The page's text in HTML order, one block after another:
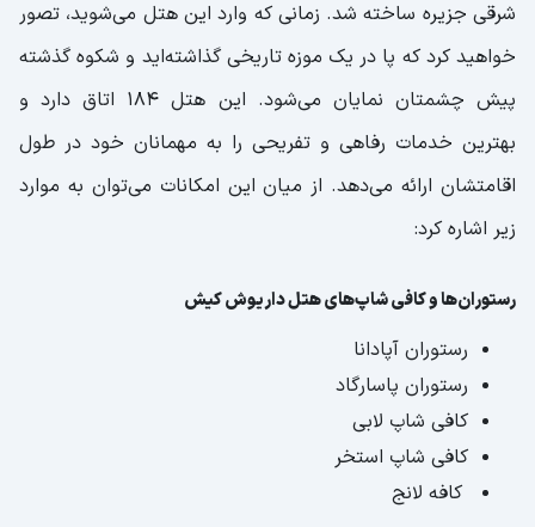
شرقی جزیره ساخته شد. زمانی که وارد این هتل می‌شوید، تصور
خواهید کرد که پا در یک موزه تاریخی گذاشته‌اید و شکوه گذشته
پیش چشمتان نمایان می‌شود. این هتل 184 اتاق دارد و
بهترین خدمات رفاهی و تفریحی را به مهمانان خود در طول
اقامتشان ارائه می‌دهد. از میان این امکانات می‌توان به موارد
زیر اشاره کرد:
رستوران‌ها و کافی شاپ‌های هتل داریوش کیش
رستوران آپادانا
رستوران پاسارگاد
کافی شاپ لابی
کافی شاپ استخر
کافه لانج